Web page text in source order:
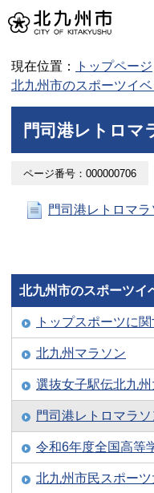
現在位置： トップページ
北九州市のスポーツイベ
門司港レトロマ
ページ番号：000000706
門司港レトロマ
北九州市のスポーツイ
トップスポーツに
北九州マラソン
選抜女子駅伝北九州
門司港レトロマラソ
令和6年度全国高等
北九州市民スポーツ